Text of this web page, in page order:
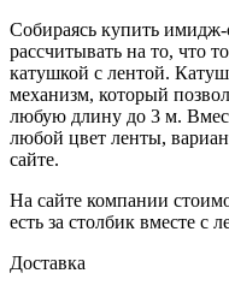
Собираясь купить
рассчитывать на то, что
катушкой с лентой.
механизм, который
любую длину до 3 м.
любой цвет ленты,
сайте.
На сайте компании
есть за столбик вместе с
Доставка